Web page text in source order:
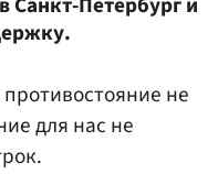
не
для нас не